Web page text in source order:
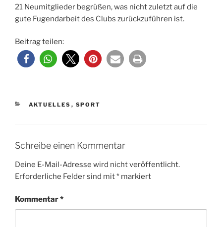
21 Neumitglieder begrüßen, was nicht zuletzt auf die
gute Fugendarbeit des Clubs zurückzuführen ist.
Beitrag teilen:
KATEGORIEN
AKTUELLES , SPORT
Schreibe einen Kommentar
Deine E-Mail-Adresse wird nicht veröffentlicht.
Erforderliche Felder sind mit* markiert
Kommentar*